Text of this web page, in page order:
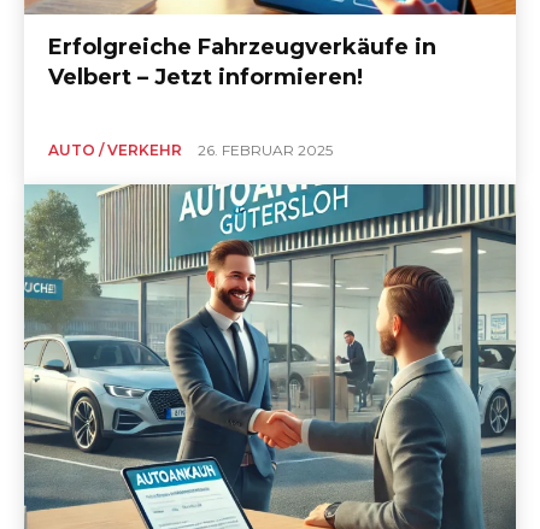
Erfolgreiche Fahrzeugverkäufe in
Velbert – Jetzt informieren!
AUTO / VERKEHR 26. FEBRUAR 2025